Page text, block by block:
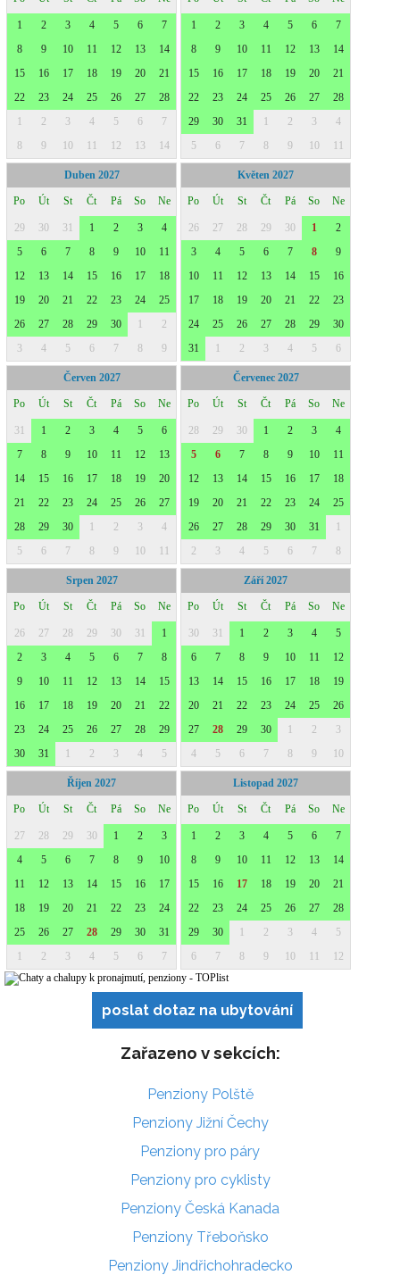
poslat dotaz na ubytování
Zařazeno v sekcích:
Penziony Polště
Penziony Jižní Čechy
Penziony pro páry
Penziony pro cyklisty
Penziony Česká Kanada
Penziony Třeboňsko
Penziony Jindřichohradecko